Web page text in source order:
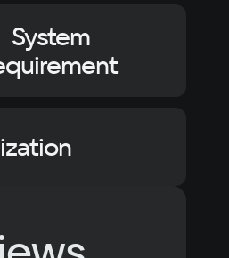
System
ГГц / AMD Ryzen 5